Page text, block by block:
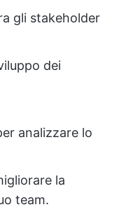
gli stakeholder
dei
analizzare lo
la
team.